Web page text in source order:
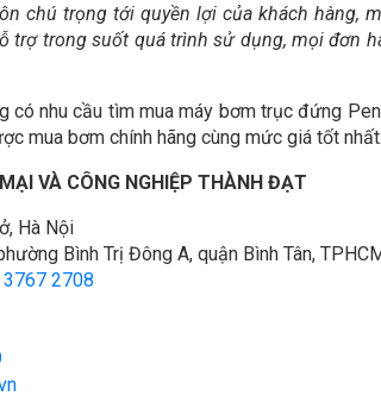
chú trọng tới quyền lợi của khách hàng,
trợ trong suốt quá trình sử dụng, mọi đơn
có nhu cầu tìm mua máy bơm trục đứng
mua bơm chính hãng cùng mức giá tốt nhất.
VÀ CÔNG NGHIỆP THÀNH ĐẠT
Hà Nội
Bình Trị Đông A, quận Bình Tân,
2708